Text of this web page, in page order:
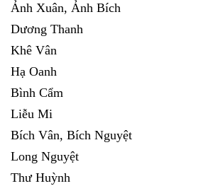
Ảnh Xuân, Ảnh Bích
Dương Thanh
Khê Vân
Hạ Oanh
Bình Cẩm
Liễu Mi
Bích Vân, Bích Nguyệt
Long Nguyệt
Thư Huỳnh